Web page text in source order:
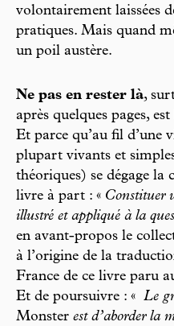
volontairement laissées
pratiques. Mais quand
un poil austère.
Ne pas en rester là,
après quelques pages,
Et parce qu’au fil d’une
plupart vivants et
théoriques) se dégage la
livre à part : « Constituer
illustré et appliqué à la
en avant-propos le
à l’origine de la
France de ce livre paru
Et de poursuivre : « Le
Monster est d’aborder la